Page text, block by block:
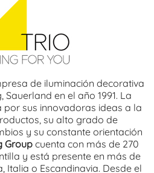
de iluminación decorativa
en el año 1991. La
sus innovadoras ideas a la
su alto grado de
y su constante orientación
Groupcuenta con más de 270
y está presente en más de
Italia o Escandinavia. Desde el